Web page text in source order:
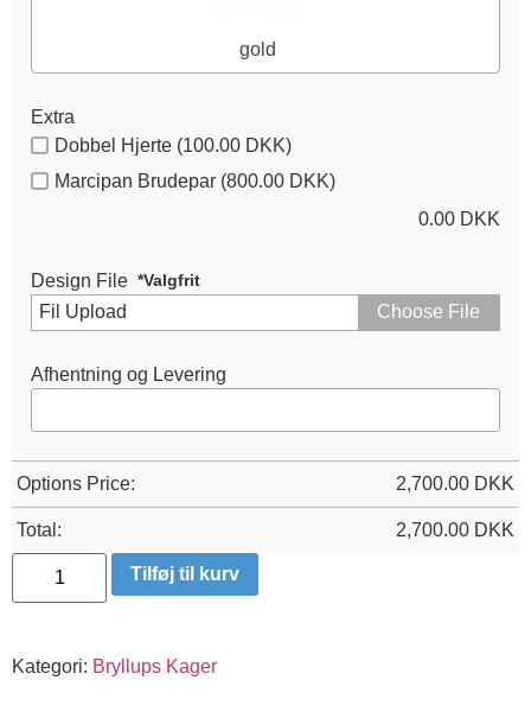
gold
Extra
Dobbel Hjerte (100.00 DKK)
Marcipan Brudepar (800.00 DKK)
0.00 DKK
Design File *Valgfrit
Fil Upload Choose File
Afhentning og Levering
Options Price: 2,700.00 DKK
Total: 2,700.00 DKK
W
antal
Tilføj til kurv
Kategori: Bryllups Kager